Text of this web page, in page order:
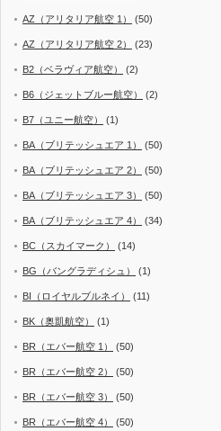
AZ（アリタリア航空 1） (50)
AZ（アリタリア航空 2） (23)
B2（ベラヴィア航空） (2)
B6（ジェットブルー航空） (2)
B7（ユニー航空） (1)
BA（ブリテッシュエア 1） (50)
BA（ブリテッシュエア 2） (50)
BA（ブリテッシュエア 3） (50)
BA（ブリテッシュエア 4） (34)
BC（スカイマーク） (14)
BG（バングラディシュ） (1)
BI（ロイヤルブルネイ） (11)
BK（奥凱航空） (1)
BR（エバー航空 1） (50)
BR（エバー航空 2） (50)
BR（エバー航空 3） (50)
BR（エバー航空 4） (50)